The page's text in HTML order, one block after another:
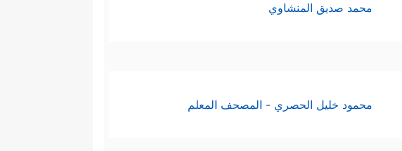
محمد صديق المنشاوي
محمود خليل الحصري - المصحف المعلم